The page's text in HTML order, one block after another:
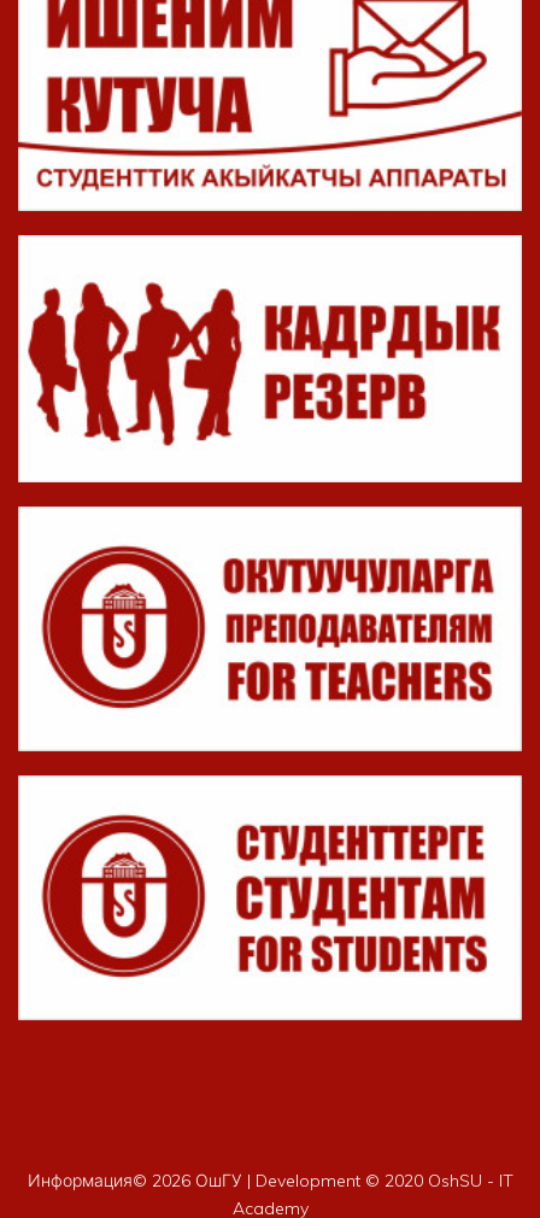
Информация© 2026 ОшГУ | Development © 2020 OshSU - IT
Academy